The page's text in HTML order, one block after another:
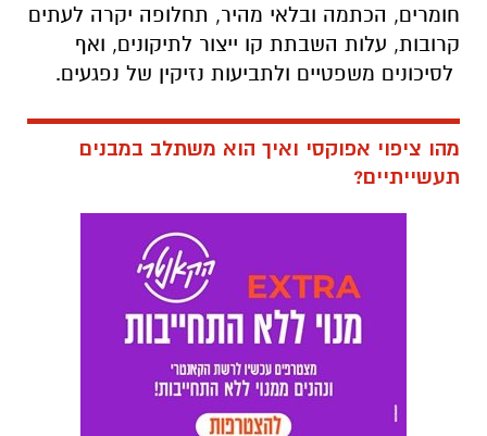
חומרים, הכתמה ובלאי מהיר, תחלופה יקרה לעתים
קרובות, עלות השבתת קו ייצור לתיקונים, ואף
לסיכונים משפטיים ולתביעות נזיקין של נפגעים.
מהו ציפוי אפוקסי ואיך הוא משתלב במבנים
תעשייתיים?